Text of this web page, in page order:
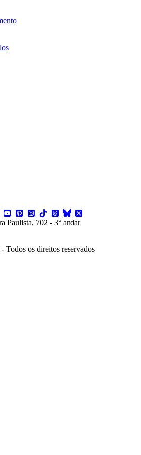
Paulista, 702 - 3° andar
os direitos reservados